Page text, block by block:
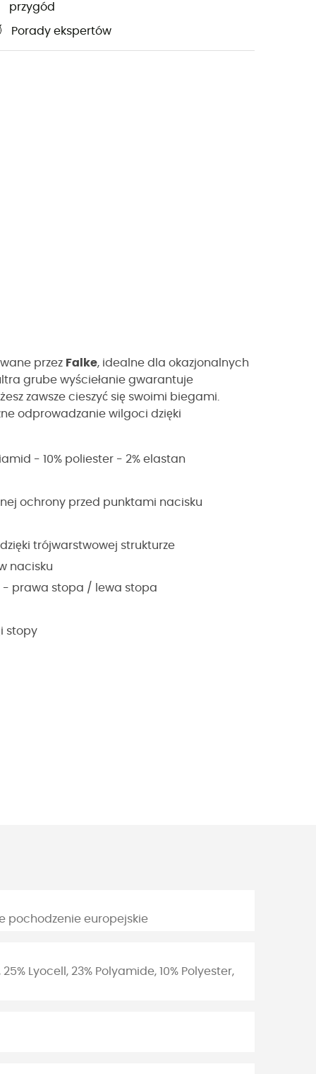
przygód
Porady ekspertów
przez Falke, idealne dla okazjonalnych
grube wyściełanie gwarantuje
zawsze cieszyć się swoimi biegami.
odprowadzanie wilgoci dzięki
- 10% poliester - 2% elastan
ochrony przed punktami nacisku
trójwarstwowej strukturze
nacisku
- prawa stopa / lewa stopa
stopy
pochodzenie europejskie
Lyocell, 23% Polyamide, 10% Polyester,